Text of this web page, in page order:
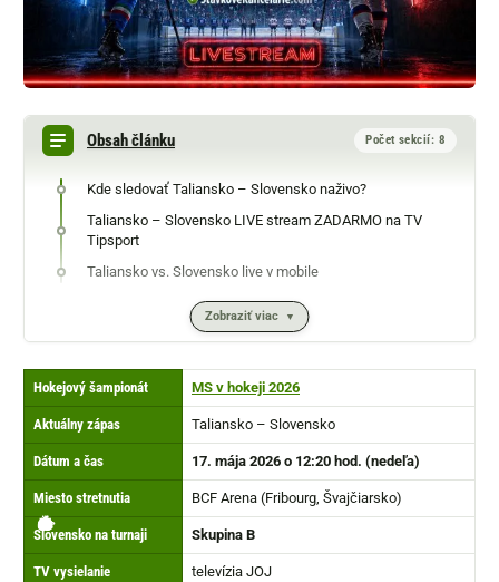
Obsah článku Počet sekcií: 8
Kde sledovať Taliansko – Slovensko naživo?
Taliansko – Slovensko LIVE stream ZADARMO na TV
Tipsport
Taliansko vs. Slovensko live v mobile
Zobraziť viac
🏒
Hokejový šampionát MS v hokeji 2026
⏩
Aktuálny zápas Taliansko – Slovensko
⏰
Dátum a čas 17. mája 2026 o 12:20 hod. (nedeľa)
🏟️
Miesto stretnutia
BCF Arena (Fribourg, Švajčiarsko)
🔴
Slovensko na turnaji Skupina B
📺
TV vysielanie televízia JOJ
▶️
👉